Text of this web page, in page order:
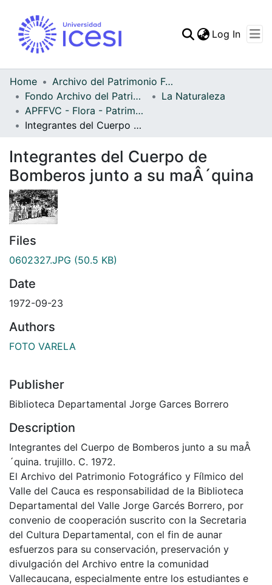
Statistics
Log In
Home
Archivo del Patrimonio Fotográfico y Fílmico del Valle del Cauca
Fondo Archivo del Patrimonio Fotográfico y Fílmico del Valle del Cauca
La Naturaleza
APFFVC - Flora - Patrimonial
Integrantes del Cuerpo de Bomberos junto a su maÂ´quina
Integrantes del Cuerpo de
Bomberos junto a su maÂ´quina
Files
0602327.JPG (50.5 KB)
Date
1972-09-23
Authors
FOTO VARELA
Publisher
Biblioteca Departamental Jorge Garces Borrero
Description
Integrantes del Cuerpo de Bomberos junto a su maÂ
´quina. trujillo. C. 1972.
El Archivo del Patrimonio Fotográfico y Fílmico del
Valle del Cauca es responsabilidad de la Biblioteca
Departamental del Valle Jorge Garcés Borrero, por
convenio de cooperación suscrito con la Secretaria
del Cultura Departamental, con el fin de aunar
esfuerzos para su conservación, preservación y
divulgación del Archivo entre la comunidad
Vallecaucana, especialmente entre los estudiantes e